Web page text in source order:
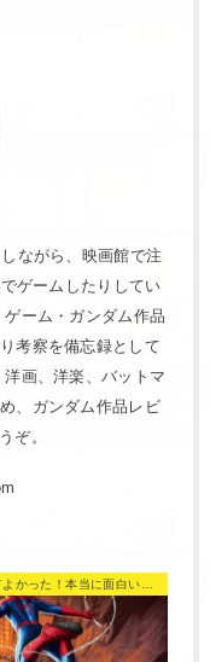
ながら、映画館で注
ゲームしたりしてい
ーム・ガンダム作品
考察を備忘録として
画、洋楽、バットマ
、ガンダム作品レビ
ぞ。